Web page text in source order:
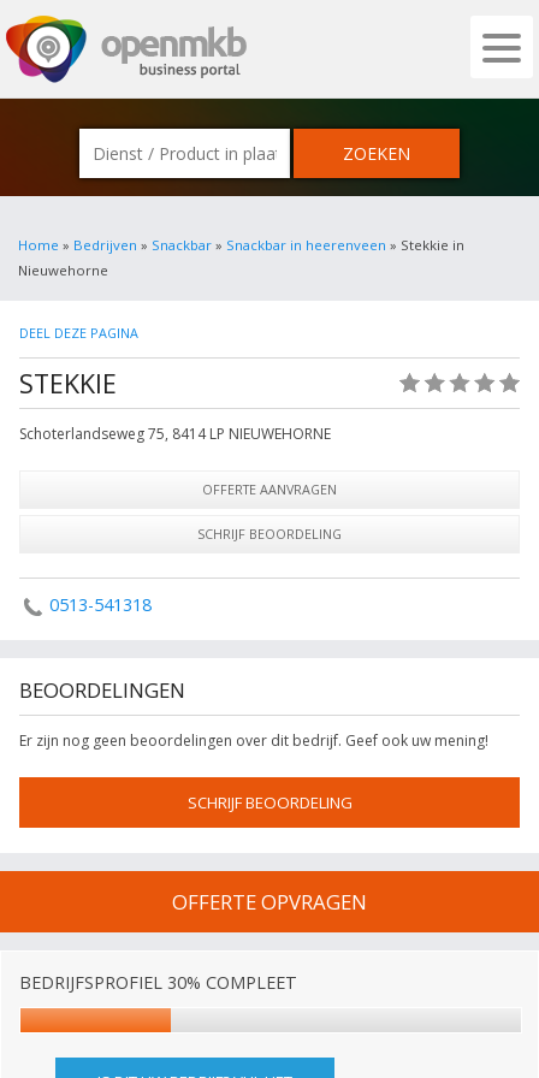
OPENMKB - DE ZAKELIJKE PORTAL
Home » Bedrijven » Snackbar » Snackbar in heerenveen » Stekkie in
Nieuwehorne
DEEL DEZE PAGINA
STEKKIE
Schoterlandseweg 75, 8414 LP NIEUWEHORNE
OFFERTE AANVRAGEN
SCHRIJF BEOORDELING
0513-541318
BEOORDELINGEN
Er zijn nog geen beoordelingen over dit bedrijf. Geef ook uw mening!
SCHRIJF BEOORDELING
OFFERTE OPVRAGEN
BEDRIJFSPROFIEL 30% COMPLEET